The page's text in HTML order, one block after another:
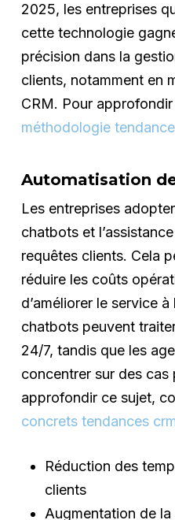
2025, les entreprises
cette technologie
précision dans la
clients, notamment en
CRM. Pour
méthodologie
Automatisation
Les entreprises
chatbots et
requêtes clients. Cela
réduire les coûts
d’améliorer le service
chatbots peuvent
24/7, tandis que les
concentrer sur des cas
approfondir ce sujet,
concrets tendances
Réduction des
clients
Augmentation de